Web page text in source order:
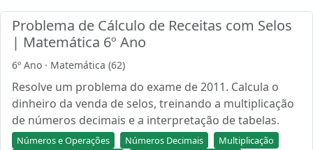
Problema de Cálculo de Receitas com Selos
| Matemática 6º Ano
6º Ano · Matemática (62)
Resolve um problema do exame de 2011. Calcula o
dinheiro da venda de selos, treinando a multiplicação
de números decimais e a interpretação de tabelas.
Números e Operações Números Decimais
Multiplicação